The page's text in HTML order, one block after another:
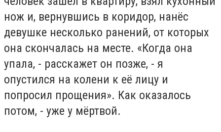
нож и, вернувшись в коридор, нанёс
девушке несколько ранений, от которых
она скончалась на месте. «Когда она
упала, - расскажет он позже, - я
опустился на колени к её лицу и
попросил прощения». Как оказалось
потом, - уже у мёртвой.